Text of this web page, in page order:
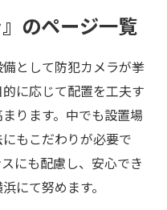
のページ一覧
として防犯カメラが挙
に応じて配置を工夫す
ります。中でも設置場
もこだわりが必要で
にも配慮し、安心でき
にて努めます。